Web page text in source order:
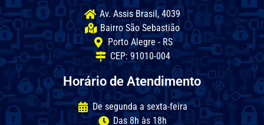
Av. Assis Brasil, 4039
Bairro São Sebastião
Porto Alegre - RS
CEP: 91010-004
Horário de Atendimento
De segunda a sexta-feira
Das 8h às 18h